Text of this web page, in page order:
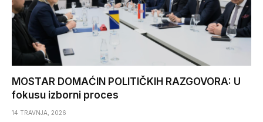
MOSTAR DOMAĆIN POLITIČKIH RAZGOVORA: U
fokusu izborni proces
14 TRAVNJA, 2026